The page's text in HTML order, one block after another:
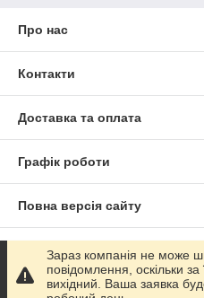
Про нас
Контакти
Доставка та оплата
Графік роботи
Повна версія сайту
Сайт створено на
Політика конфіденційності
Зараз компанія не може
повідомлення, оскільки за
вихідний. Ваша заявка